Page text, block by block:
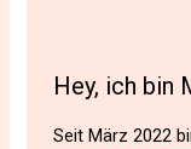
Hey, ich bin
Seit März 2022